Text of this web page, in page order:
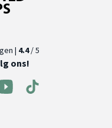
| 4.4/ 5
ons!